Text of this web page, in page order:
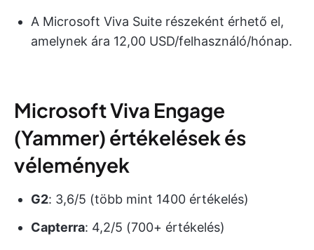
A Microsoft Viva Suite részeként érhető el,
amelynek ára 12,00 USD/felhasználó/hónap.
Microsoft Viva Engage
(Yammer) értékelések és
vélemények
G2: 3,6/5 (több mint 1400 értékelés)
Capterra: 4,2/5 (700+ értékelés)